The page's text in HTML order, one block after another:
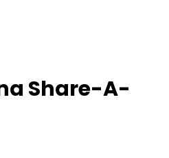
Share-A-